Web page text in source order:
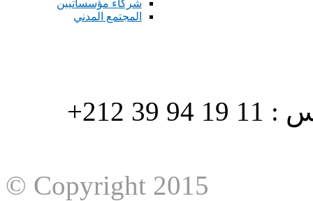
شركاء مؤسساتيين
المجتمع المدني
هاتف : 90/88 32 94 39 212+ فاكس : 11 19 94 39 212+
© Copyright 2015